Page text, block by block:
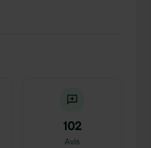
102
Avis